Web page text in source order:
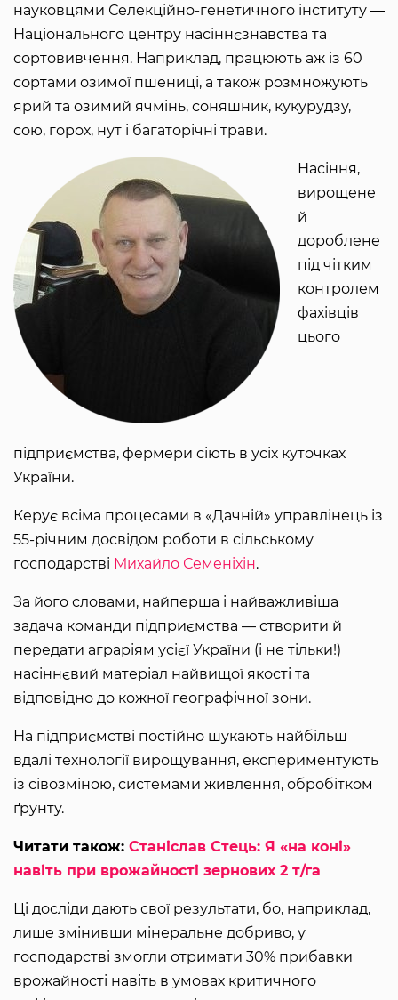
науковцями Селекційно-генетичного інституту ―
Національного центру насіннєзнавства та
сортовивчення. Наприклад, працюють аж із 60
сортами озимої пшениці, а також розмножують
ярий та озимий ячмінь, соняшник, кукурудзу,
сою, горох, нут і багаторічні трави.
Насіння,
вирощене
й
дороблене
під чітким
контролем
фахівців
цього
підприємства, фермери сіють в усіх куточках
України.
Керує всіма процесами в «Дачній» управлінець із
55-річним досвідом роботи в сільському
господарстві Михайло Семеніхін.
За його словами, найперша і найважливіша
задача команди підприємства — створити й
передати аграріям усієї України (і не тільки!)
насіннєвий матеріал найвищої якості та
відповідно до кожної географічної зони.
На підприємстві постійно шукають найбільш
вдалі технології вирощування, експериментують
із сівозміною, системами живлення, обробітком
ґрунту.
Читати також: Станіслав Стець: Я «на коні»
навіть при врожайності зернових 2 т/га
Ці досліди дають свої результати, бо, наприклад,
лише змінивши мінеральне добриво, у
господарстві змогли отримати 30% прибавки
врожайності навіть в умовах критичного